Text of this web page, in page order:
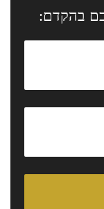
בהקדם: